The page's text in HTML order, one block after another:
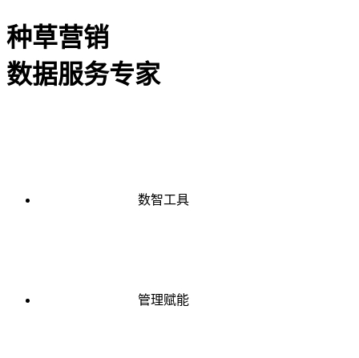
种草营销
数据服务专家
数智工具
管理赋能